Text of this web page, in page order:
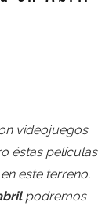
videojuegos
éstas películas
este terreno.
podremos